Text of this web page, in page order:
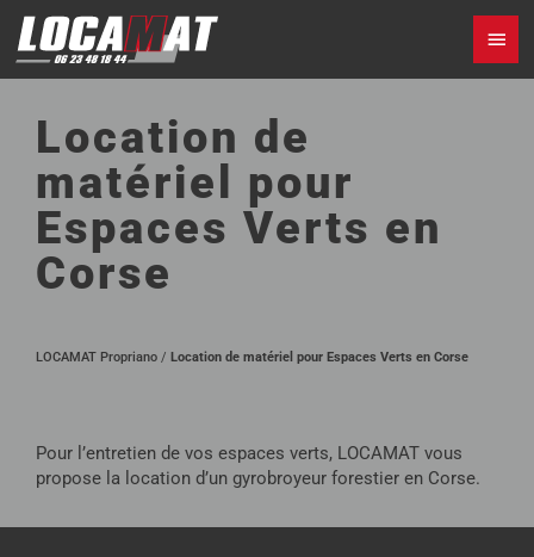
Aller
contenu
Location de
matériel pour
Espaces Verts en
Corse
LOCAMAT Propriano / Location de matériel pour Espaces Verts en Corse
Pour l’entretien de vos espaces verts, LOCAMAT vous
propose la location d’un gyrobroyeur forestier en Corse.